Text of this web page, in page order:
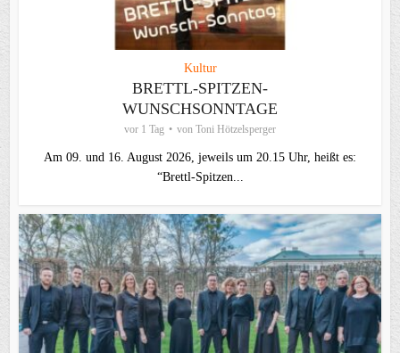
Kultur
BRETTL-SPITZEN-
WUNSCHSONNTAGE
vor 1 Tag von Toni Hötzelsperger
Am 09. und 16. August 2026, jeweils um 20.15 Uhr, heißt es:
“Brettl-Spitzen...